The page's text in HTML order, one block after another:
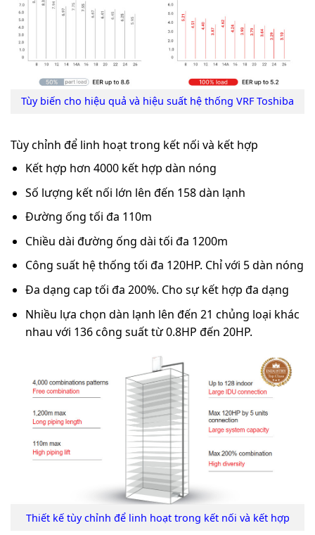
Tùy biến cho hiệu quả và hiệu suất hệ thống VRF Toshiba
Tùy chỉnh để linh hoạt trong kết nối và kết hợp
Kết hợp hơn 4000 kết hợp dàn nóng
Số lượng kết nối lớn lên đến 158 dàn lạnh
Đường ống tối đa 110m
Chiều dài đường ống dài tối đa 1200m
Công suất hệ thống tối đa 120HP. Chỉ với 5 dàn nóng
Đa dạng cap tối đa 200%. Cho sự kết hợp đa dạng
Nhiều lựa chọn dàn lạnh lên đến 21 chủng loại khác
nhau với 136 công suất từ 0.8HP đến 20HP.
Thiết kế tùy chỉnh để linh hoạt trong kết nối và kết hợp